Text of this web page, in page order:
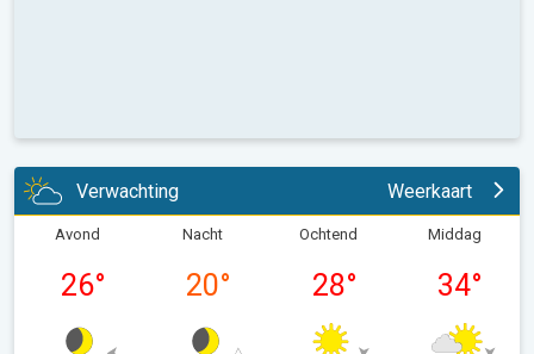
Verwachting Weerkaart
Avond
26°
Nacht
20°
Ochtend
28°
Middag
34°